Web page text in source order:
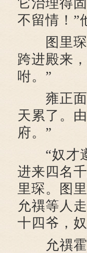
它治理得
不留情！”
图里琛
跨进殿来
咐。”
雍正面
天累了。
府。”
“奴才遵
进来四名
里琛。图
允禩等人
十四爷，
允禩霍